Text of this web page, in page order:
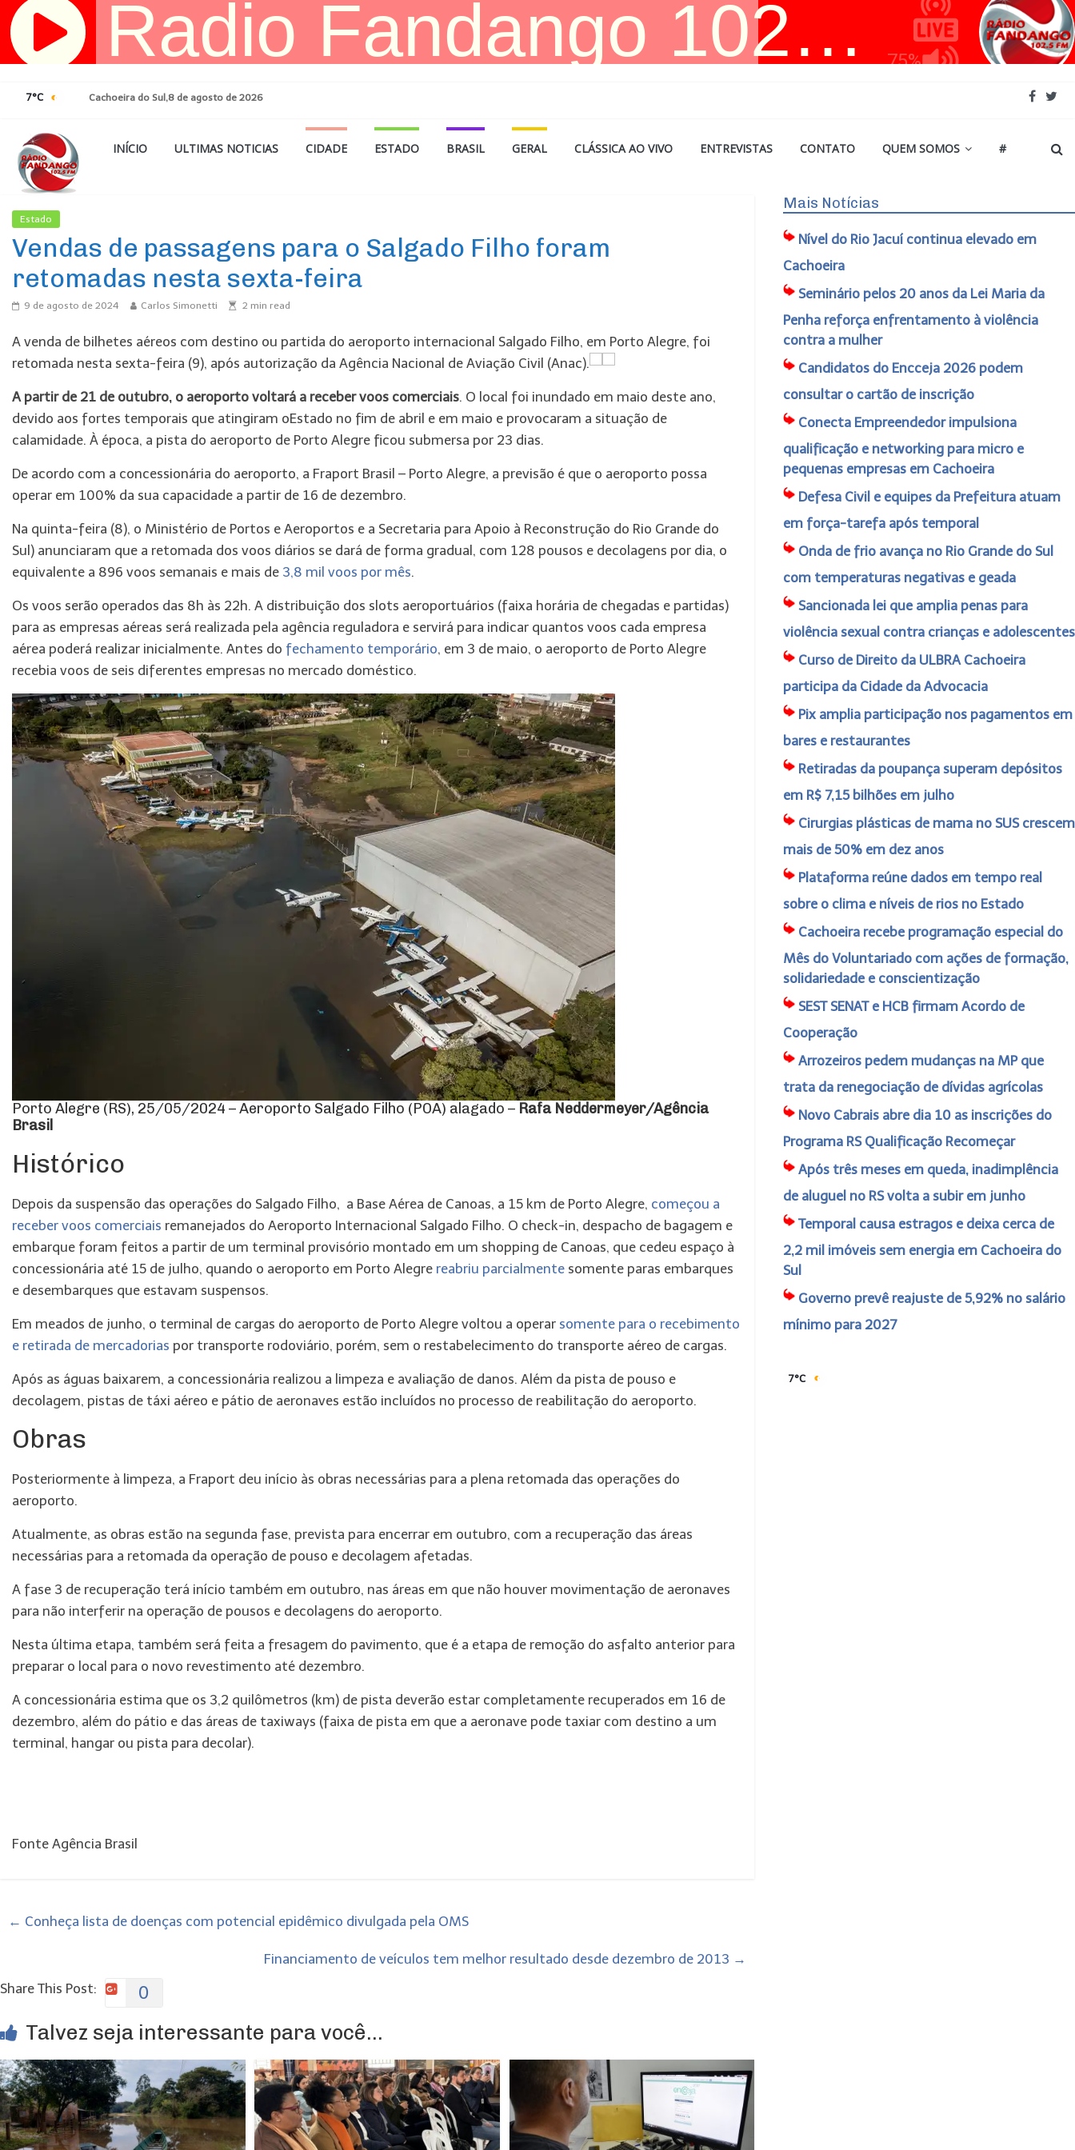
Pular
para
7°C Cachoeira do Sul,8 de agosto de 2026
INÍCIO ULTIMAS NOTICIAS CIDADE ESTADO BRASIL GERAL CLÁSSICA AO VIVO ENTREVISTAS CONTATO QUEM SOMOS #
Estado
Vendas de passagens para o Salgado Filho foram
retomadas nesta sexta-feira
9 de agosto de 2024 Carlos Simonetti 2 min read
A venda de bilhetes aéreos com destino ou partida do aeroporto internacional Salgado Filho, em Porto Alegre, foi
retomada nesta sexta-feira (9), após autorização da Agência Nacional de Aviação Civil (Anac).
A partir de 21 de outubro, o aeroporto voltará a receber voos comerciais. O local foi inundado em maio deste ano,
devido aos fortes temporais que atingiram oEstado no fim de abril e em maio e provocaram a situação de
calamidade. À época, a pista do aeroporto de Porto Alegre ficou submersa por 23 dias.
De acordo com a concessionária do aeroporto, a Fraport Brasil – Porto Alegre, a previsão é que o aeroporto possa
operar em 100% da sua capacidade a partir de 16 de dezembro.
Na quinta-feira (8), o Ministério de Portos e Aeroportos e a Secretaria para Apoio à Reconstrução do Rio Grande do
Sul) anunciaram que a retomada dos voos diários se dará de forma gradual, com 128 pousos e decolagens por dia, o
equivalente a 896 voos semanais e mais de 3,8 mil voos por mês.
Os voos serão operados das 8h às 22h. A distribuição dos slots aeroportuários (faixa horária de chegadas e partidas)
para as empresas aéreas será realizada pela agência reguladora e servirá para indicar quantos voos cada empresa
aérea poderá realizar inicialmente. Antes do fechamento temporário, em 3 de maio, o aeroporto de Porto Alegre
recebia voos de seis diferentes empresas no mercado doméstico.
Porto Alegre (RS), 25/05/2024 – Aeroporto Salgado Filho (POA) alagado – Rafa Neddermeyer/Agência
Brasil
Histórico
Depois da suspensão das operações do Salgado Filho, a Base Aérea de Canoas, a 15 km de Porto Alegre, começou a
receber voos comerciais remanejados do Aeroporto Internacional Salgado Filho. O check-in, despacho de bagagem e
embarque foram feitos a partir de um terminal provisório montado em um shopping de Canoas, que cedeu espaço à
concessionária até 15 de julho, quando o aeroporto em Porto Alegre reabriu parcialmente somente paras embarques
e desembarques que estavam suspensos.
Em meados de junho, o terminal de cargas do aeroporto de Porto Alegre voltou a operar somente para o recebimento
e retirada de mercadorias por transporte rodoviário, porém, sem o restabelecimento do transporte aéreo de cargas.
Após as águas baixarem, a concessionária realizou a limpeza e avaliação de danos. Além da pista de pouso e
decolagem, pistas de táxi aéreo e pátio de aeronaves estão incluídos no processo de reabilitação do aeroporto.
Obras
Posteriormente à limpeza, a Fraport deu início às obras necessárias para a plena retomada das operações do
aeroporto.
Atualmente, as obras estão na segunda fase, prevista para encerrar em outubro, com a recuperação das áreas
necessárias para a retomada da operação de pouso e decolagem afetadas.
A fase 3 de recuperação terá início também em outubro, nas áreas em que não houver movimentação de aeronaves
para não interferir na operação de pousos e decolagens do aeroporto.
Nesta última etapa, também será feita a fresagem do pavimento, que é a etapa de remoção do asfalto anterior para
preparar o local para o novo revestimento até dezembro.
A concessionária estima que os 3,2 quilômetros (km) de pista deverão estar completamente recuperados em 16 de
dezembro, além do pátio e das áreas de taxiways (faixa de pista em que a aeronave pode taxiar com destino a um
terminal, hangar ou pista para decolar).
Fonte Agência Brasil
← Conheça lista de doenças com potencial epidêmico divulgada pela OMS
Financiamento de veículos tem melhor resultado desde dezembro de 2013 →
Share This Post:
0
Talvez seja interessante para você...
Mais Notícias
Nível do Rio Jacuí continua elevado em
Cachoeira
Seminário pelos 20 anos da Lei Maria da
Penha reforça enfrentamento à violência
contra a mulher
Candidatos do Encceja 2026 podem
consultar o cartão de inscrição
Conecta Empreendedor impulsiona
qualificação e networking para micro e
pequenas empresas em Cachoeira
Defesa Civil e equipes da Prefeitura atuam
em força-tarefa após temporal
Onda de frio avança no Rio Grande do Sul
com temperaturas negativas e geada
Sancionada lei que amplia penas para
violência sexual contra crianças e adolescentes
Curso de Direito da ULBRA Cachoeira
participa da Cidade da Advocacia
Pix amplia participação nos pagamentos em
bares e restaurantes
Retiradas da poupança superam depósitos
em R$ 7,15 bilhões em julho
Cirurgias plásticas de mama no SUS crescem
mais de 50% em dez anos
Plataforma reúne dados em tempo real
sobre o clima e níveis de rios no Estado
Cachoeira recebe programação especial do
Mês do Voluntariado com ações de formação,
solidariedade e conscientização
SEST SENAT e HCB firmam Acordo de
Cooperação
Arrozeiros pedem mudanças na MP que
trata da renegociação de dívidas agrícolas
Novo Cabrais abre dia 10 as inscrições do
Programa RS Qualificação Recomeçar
Após três meses em queda, inadimplência
de aluguel no RS volta a subir em junho
Temporal causa estragos e deixa cerca de
2,2 mil imóveis sem energia em Cachoeira do
Sul
Governo prevê reajuste de 5,92% no salário
mínimo para 2027
7°C